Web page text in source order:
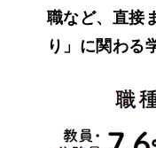
職など、直接
り」に関わる